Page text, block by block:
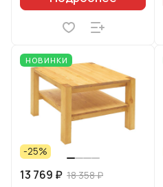
НОВИНКИ
-25%
13 769 ₽ 18 358 ₽